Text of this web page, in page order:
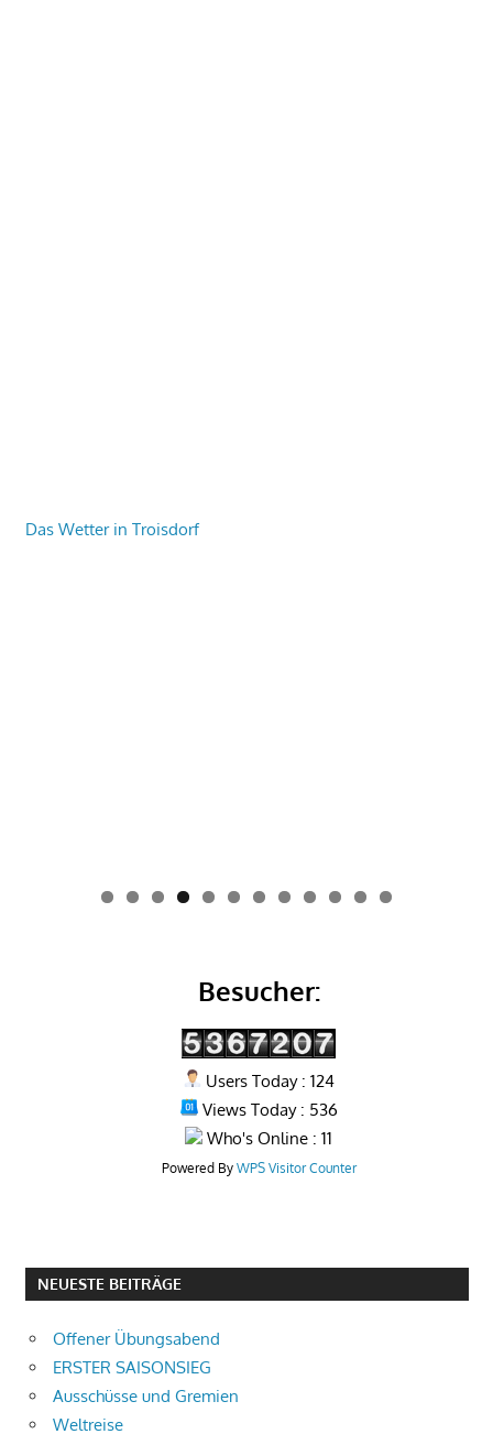
Das Wetter in Troisdorf
0 1 2
Besucher:
Users Today : 124
Views Today : 536
Who's Online : 11
Powered By WPS Visitor Counter
NEUESTE BEITRÄGE
Offener Übungsabend
ERSTER SAISONSIEG
Ausschüsse und Gremien
Weltreise